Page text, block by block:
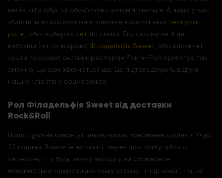
вечір, або обід та обов'язково запам'ятаються. А якщо у вас
збирається ціла компанія, замовте найсмачніші темпура
роли , або підберіть сет до смаку. Яку страву ви б не
вибрали (чи то яскрава Філадельфія Sweet , або класичні
суші з лососем) онлайн-ресторан Рок-н-Рол приготує так
смачно, що вам захочеться ще. Це підтверджують відгуки
наших клієнтів у соцмережах.
Рол Філадельфія Sweet від доставки
Rock&Roll
Наша дружня команда чекає ваших замовлень щодня з 10 до
22 години. Замовте на сайті, через програму, або по
телефону – у будь-якому випадку, ви отримаєте
максимально оперативно свіжу страву "з-під ножа". Наша